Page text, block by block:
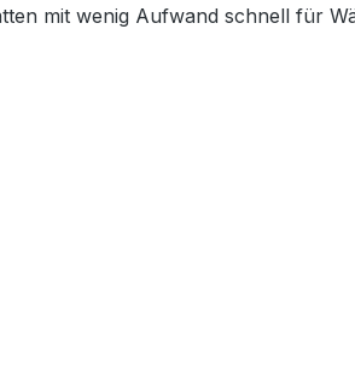
mit wenig Aufwand schnell für